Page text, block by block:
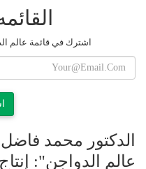
اشترك في قائمة عالم
الدكتور محمد
عالم الدواجن":